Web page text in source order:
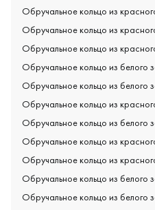
Обручальное кольцо из
Обручальное кольцо из
Обручальное кольцо из
Обручальное кольцо из белого
Обручальное кольцо из белого
Обручальное кольцо из
Обручальное кольцо из белого
Обручальное кольцо из
Обручальное кольцо из
Обручальное кольцо из белого
Обручальное кольцо из белого